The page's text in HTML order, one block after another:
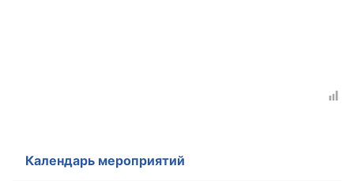
Календарь мероприятий